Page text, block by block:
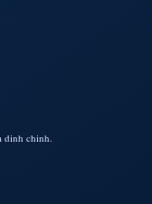
chinh.